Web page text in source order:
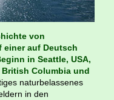
von
einer auf Deutsch
in Seattle, USA,
Columbia und
naturbelassenes
in den